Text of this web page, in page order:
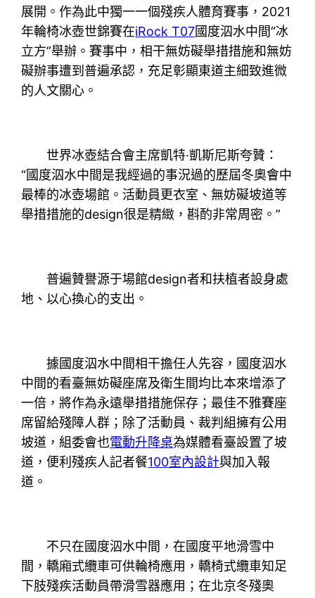
展開。作為此中獨一一個殘疾人體育賽事，2021
年輪椅冰壺世錦賽在iRock T07國度泅水中間“冰
立方”舉辦。賽事中，相干無妨礙舉措措施和無妨
礙辦事遭到普遍承認，充足彰顯東道主細致進微
的人文關心。
世界冰壺結合會主席凱特·凱斯尼斯夸贊：
“國度泅水中間是我經過的事況過的歷屆冬奧會中
最棒的冰壺場館。活動員更衣室、無妨礙坡道等
舉措措施的design很是精緻，斟酌非常周密。”
普遍贊譽源于場館design者和扶植者設身處
地、以心換心的支出。
據國度泅水中間相干擔任人先容，國度泅水
中間的看臺無妨礙座席及衛生間均比本來增添了
一倍，將作為永遠舉措措施保存；最佳不雅賽座
席留給殘障人群；除了活動員、裁判組擁有公用
坡道，組委會也電動升降桌為媒體看臺設置了坡
道，便利殘疾人記者餐100室內設計與加入報
道。
不只在國度泅水中間，在國度平地滑雪中
間，轎廂式纜車可供輪椅應用，轎椅式纜車知足
下肢殘疾活動員帶滑雪器應用；在北京冬殘奧